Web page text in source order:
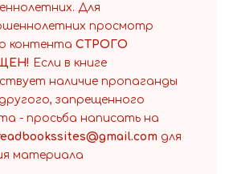
Для
просмотр
контента СТРОГО
Если в книге
наличие пропаганды
запрещенного
- просьба написать на
для
материала